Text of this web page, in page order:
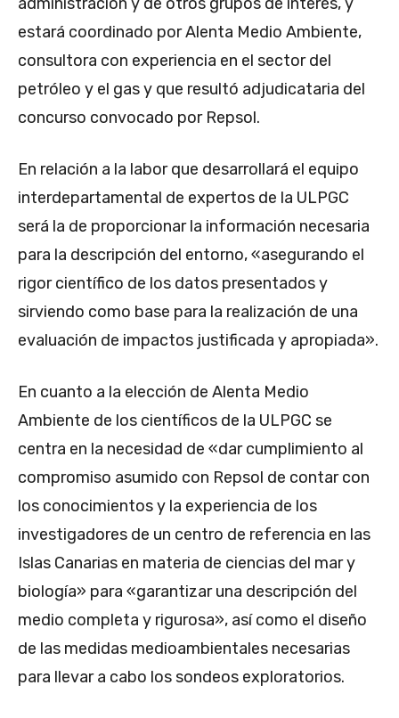
estará coordinado por Alenta Medio Ambiente,
consultora con experiencia en el sector del
petróleo y el gas y que resultó adjudicataria del
concurso convocado por Repsol.
En relación a la labor que desarrollará el equipo
interdepartamental de expertos de la ULPGC
será la de proporcionar la información necesaria
para la descripción del entorno, «asegurando el
rigor científico de los datos presentados y
sirviendo como base para la realización de una
evaluación de impactos justificada y apropiada».
En cuanto a la elección de Alenta Medio
Ambiente de los científicos de la ULPGC se
centra en la necesidad de «dar cumplimiento al
compromiso asumido con Repsol de contar con
los conocimientos y la experiencia de los
investigadores de un centro de referencia en las
Islas Canarias en materia de ciencias del mar y
biología» para «garantizar una descripción del
medio completa y rigurosa», así como el diseño
de las medidas medioambientales necesarias
para llevar a cabo los sondeos exploratorios.